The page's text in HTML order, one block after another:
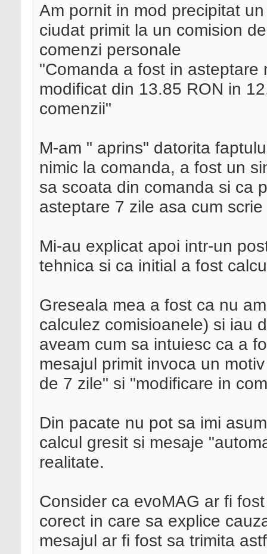
Am pornit in mod precipitat
ciudat primit la un comision
comenzi personale
"Comanda a fost in asteptare
modificat din 13.85 RON in
comenzii"
M-am " aprins" datorita
nimic la comanda, a fost un
sa scoata din comanda si ca
asteptare 7 zile asa cum
Mi-au explicat apoi intr-un
tehnica si ca initial a fost
Greseala mea a fost ca nu
calculez comisioanele) si iau
aveam cum sa intuiesc ca a
mesajul primit invoca un
de 7 zile" si "modificare in
Din pacate nu pot sa imi
calcul gresit si mesaje
realitate.
Consider ca evoMAG ar fi
corect in care sa explice
mesajul ar fi fost sa trimita